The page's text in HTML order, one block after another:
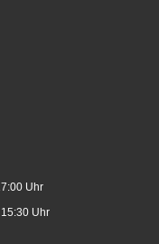
Uhr
Uhr